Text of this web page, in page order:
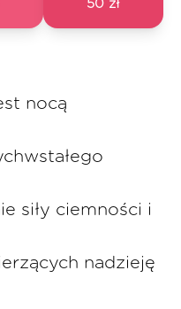
50 zł
nocą
siły ciemności i
nadzieję